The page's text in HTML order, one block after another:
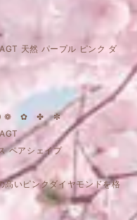
天然 パープル ピンク ダ
❁ ✿ ✤ ✼
ペアシェイプ
高いピンクダイヤモンドを格